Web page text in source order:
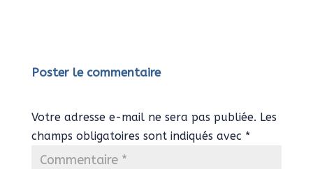
Poster le commentaire
Votre adresse e-mail ne sera pas publiée. Les
champs obligatoires sont indiqués avec *